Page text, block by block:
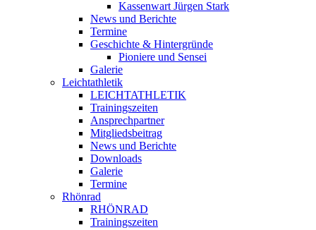
Kassenwart Jürgen Stark
News und Berichte
Termine
Geschichte & Hintergründe
Pioniere und Sensei
Galerie
Leichtathletik
LEICHTATHLETIK
Trainingszeiten
Ansprechpartner
Mitgliedsbeitrag
News und Berichte
Downloads
Galerie
Termine
Rhönrad
RHÖNRAD
Trainingszeiten